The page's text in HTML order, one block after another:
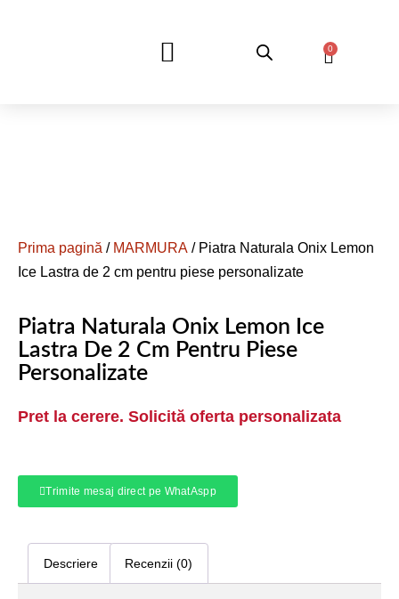
0
Prima pagină / MARMURA / Piatra Naturala Onix Lemon
Ice Lastra de 2 cm pentru piese personalizate
Piatra Naturala Onix Lemon Ice
Lastra De 2 Cm Pentru Piese
Personalizate
Pret la cerere. Solicită oferta personalizata
Trimite mesaj direct pe WhatAspp
Descriere Recenzii (0)